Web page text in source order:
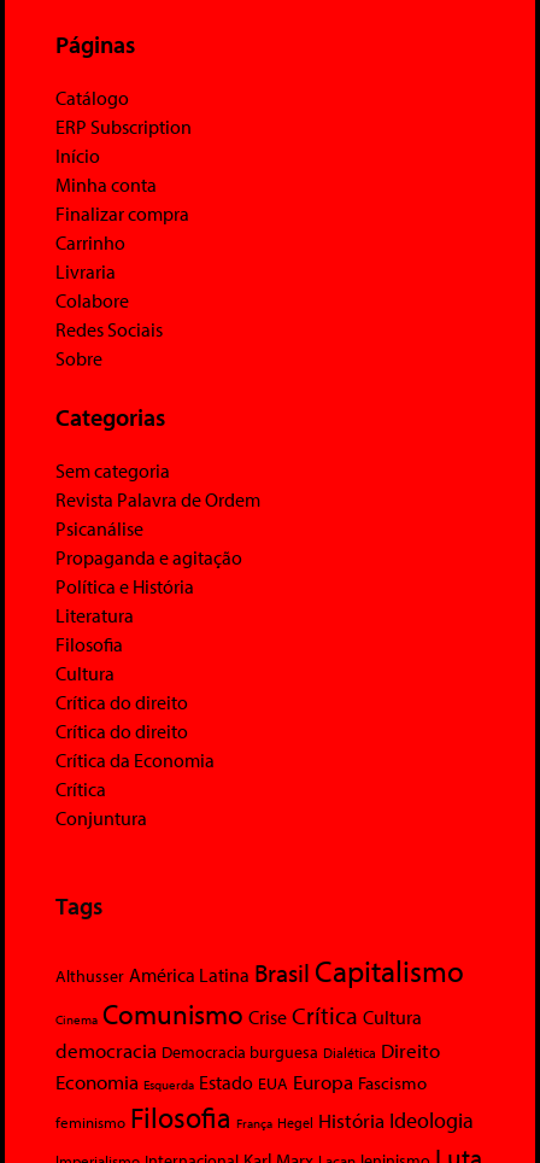
Páginas
Catálogo
ERP Subscription
Início
Minha conta
Finalizar compra
Carrinho
Livraria
Colabore
Redes Sociais
Sobre
Categorias
Sem categoria
Revista Palavra de Ordem
Psicanálise
Propaganda e agitação
Política e História
Literatura
Filosofia
Cultura
Crítica do direito
Crítica do direito
Crítica da Economia
Crítica
Conjuntura
Tags
Althusser América Latina Brasil Capitalismo
Cinema Comunismo Crise Crítica Cultura
democracia Democracia burguesa Dialética Direito
Economia Esquerda Estado EUA Europa Fascismo
feminismo Filosofia França Hegel História Ideologia